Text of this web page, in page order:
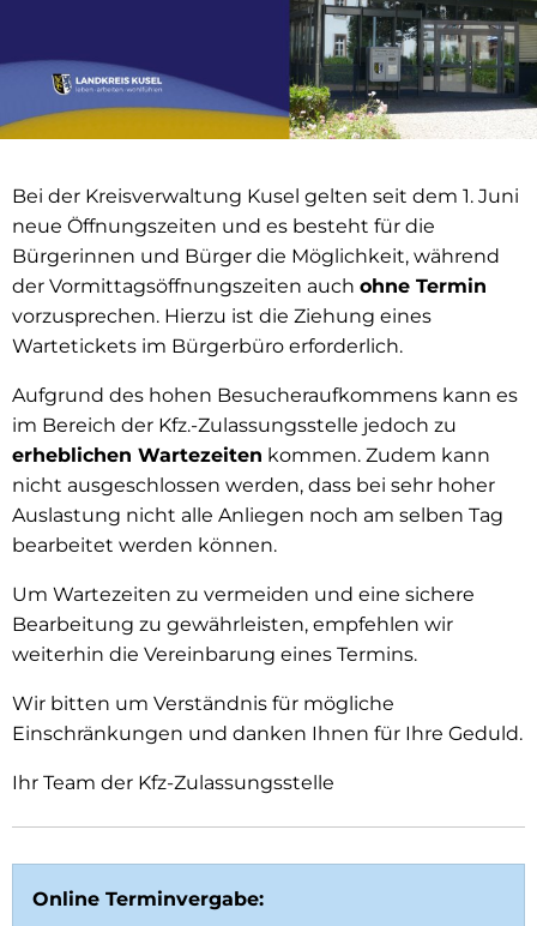
Bei der Kreisverwaltung Kusel gelten seit dem 1. Juni
neue Öffnungszeiten und es besteht für die
Bürgerinnen und Bürger die Möglichkeit, während
der Vormittagsöffnungszeiten auch ohne Termin
vorzusprechen. Hierzu ist die Ziehung eines
Wartetickets im Bürgerbüro erforderlich.
Aufgrund des hohen Besucheraufkommens kann es
im Bereich der Kfz.-Zulassungsstelle jedoch zu
erheblichen Wartezeiten kommen. Zudem kann
nicht ausgeschlossen werden, dass bei sehr hoher
Auslastung nicht alle Anliegen noch am selben Tag
bearbeitet werden können.
Um Wartezeiten zu vermeiden und eine sichere
Bearbeitung zu gewährleisten, empfehlen wir
weiterhin die Vereinbarung eines Termins.
Wir bitten um Verständnis für mögliche
Einschränkungen und danken Ihnen für Ihre Geduld.
Ihr Team der Kfz-Zulassungsstelle
Online Terminvergabe: